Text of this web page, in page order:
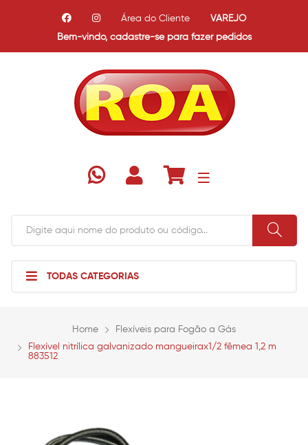
Bem-vindo, cadastre-se para fazer pedidos
Área do Cliente VAREJO
TODAS CATEGORIAS
Home
Flexíveis para Fogão a Gás
Flexível nitrílica galvanizado mangueirax1/2 fêmea 1,2 m
883512